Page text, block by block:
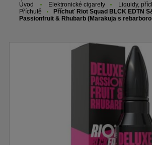
Úvod Elektronické cigarety
Liquidy,
Příchutě
Příchuť Riot Squad BLCK EDTN
Passionfruit & Rhubarb (Marakuja s